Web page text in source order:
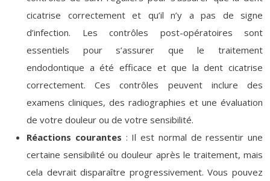
cicatrise correctement et qu’il n’y a pas de signe
d’infection. Les contrôles post-opératoires sont
essentiels pour s’assurer que le traitement
endodontique a été efficace et que la dent cicatrise
correctement. Ces contrôles peuvent inclure des
examens cliniques, des radiographies et une évaluation
de votre douleur ou de votre sensibilité.
Réactions courantes : Il est normal de ressentir une
certaine sensibilité ou douleur après le traitement, mais
cela devrait disparaître progressivement. Vous pouvez